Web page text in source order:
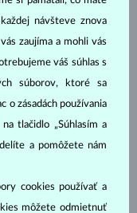
996 €
518 €
návšteve znova
zaujíma a mohli vás
váš súhlas s
súborov, ktoré sa
o zásadách používania
tlačidlo „Súhlasím a
a pomôžete nám
cookies používať a
môžete odmietnuť